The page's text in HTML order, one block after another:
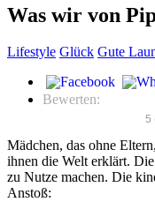
Was wir von
Lifestyle Glück Gute
Bewerten:
5
Mädchen, das ohne
ihnen die Welt erklärt.
zu Nutze machen. Die
Anstoß: